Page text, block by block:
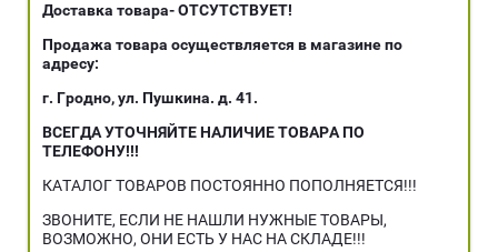
Доставка товара- ОТСУТСТВУЕТ!
Продажа товара осуществляется в магазине по
адресу:
г. Гродно, ул. Пушкина. д. 41.
ВСЕГДА УТОЧНЯЙТЕ НАЛИЧИЕ ТОВАРА ПО
ТЕЛЕФОНУ!!!
КАТАЛОГ ТОВАРОВ ПОСТОЯННО ПОПОЛНЯЕТСЯ!!!
ЗВОНИТЕ, ЕСЛИ НЕ НАШЛИ НУЖНЫЕ ТОВАРЫ,
ВОЗМОЖНО, ОНИ ЕСТЬ У НАС НА СКЛАДЕ!!!